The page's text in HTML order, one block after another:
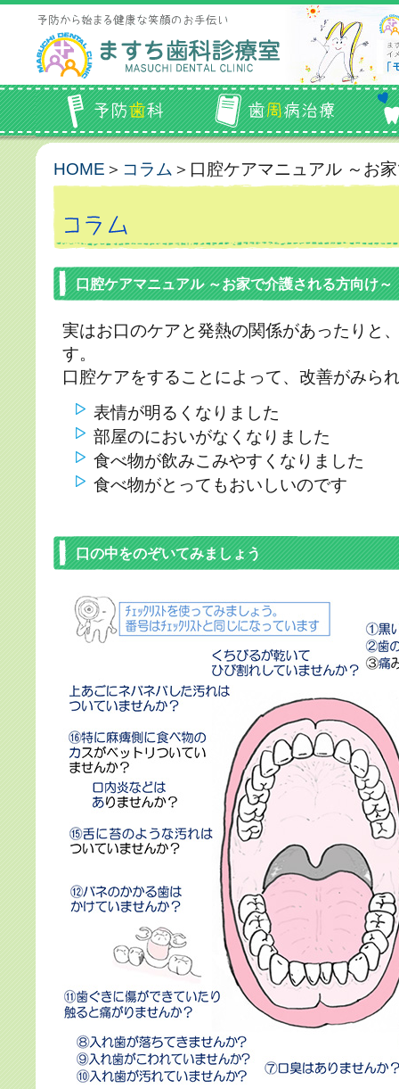
HOME ＞ コラム ＞口腔ケアマニュアル ～お
口腔ケアマニュアル ～お家で介護される方向け～
実はお口のケアと発熱の関係があったりと
す。
口腔ケアをすることによって、改善がみら
表情が明るくなりました
部屋のにおいがなくなりました
食べ物が飲みこみやすくなりました
食べ物がとってもおいしいのです
口の中をのぞいてみましょう